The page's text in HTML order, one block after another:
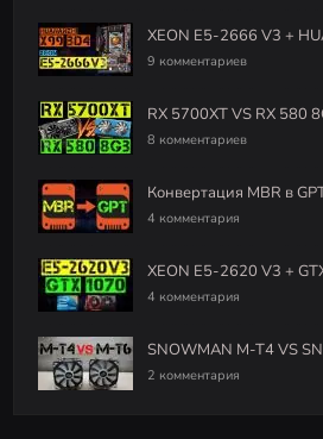
XEON E5-2666 V3 +
9 комментариев
RX 5700XT VS RX 580
8 комментариев
Конвертация MBR в
4 комментария
XEON E5-2620 V3 +
4 комментария
SNOWMAN M-T4 VS
2 комментария